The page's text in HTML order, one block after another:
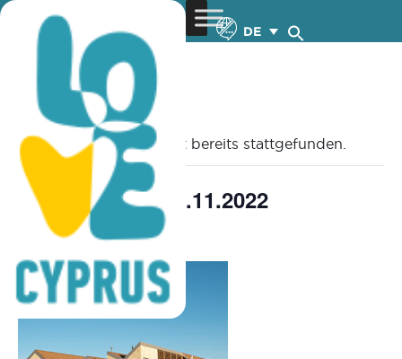
DE
« Alle Veranstaltungen
Diese Veranstaltung hat bereits stattgefunden.
Minthis Open 26.11.2022
November 26, 2022